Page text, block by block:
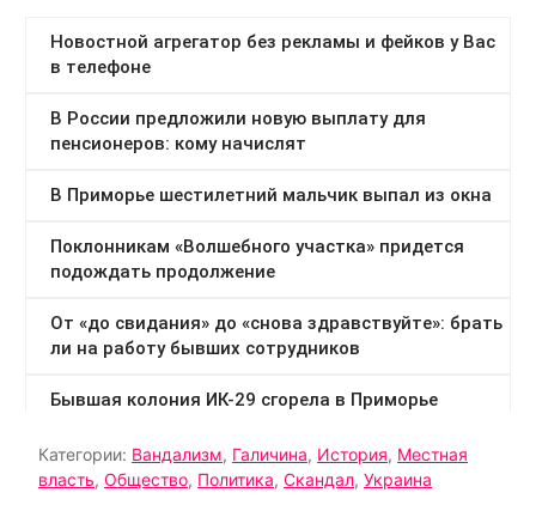
Категории: Вандализм, Галичина, История, Местная
власть, Общество, Политика, Скандал, Украина